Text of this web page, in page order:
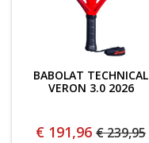
BABOLAT TECHNICAL
VERON 3.0 2026
€ 191,96 € 239,95